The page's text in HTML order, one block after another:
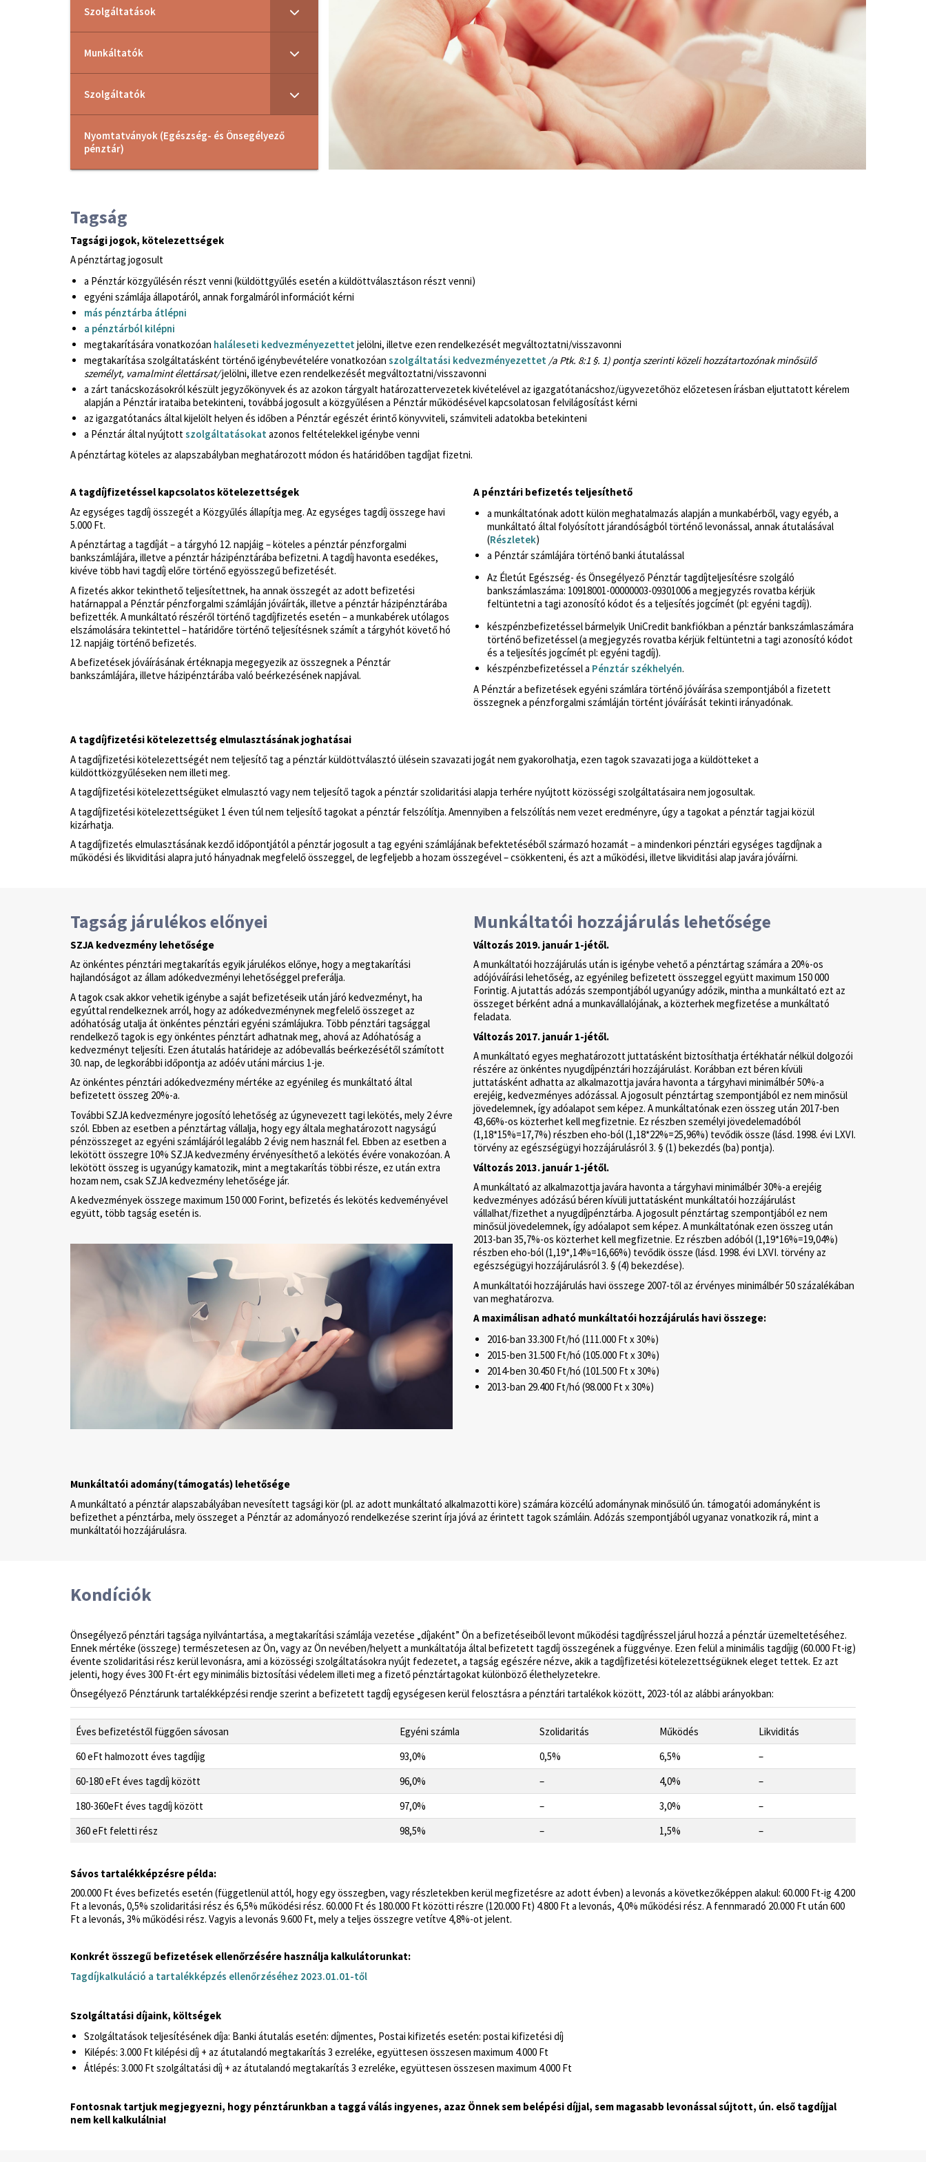
Szolgáltatások
Munkáltatók
Szolgáltatók
Nyomtatványok (Egészség- és Önsegélyező
pénztár)
Tagság
Tagsági jogok, kötelezettségek
A pénztártag jogosult
a Pénztár közgyűlésén részt venni (küldöttgyűlés esetén a küldöttválasztáson részt venni)
egyéni számlája állapotáról, annak forgalmáról információt kérni
más pénztárba átlépni
a pénztárból kilépni
megtakarítására vonatkozóan haláleseti kedvezményezettet jelölni, illetve ezen rendelkezését megváltoztatni/visszavonni
megtakarítása szolgáltatásként történő igénybevételére vonatkozóan szolgáltatási kedvezményezettet /a Ptk. 8:1 §. 1) pontja szerinti közeli hozzátartozónak minősülő
személyt, vamalmint élettársat/jelölni, illetve ezen rendelkezését megváltoztatni/visszavonni
a zárt tanácskozásokról készült jegyzőkönyvek és az azokon tárgyalt határozattervezetek kivételével az igazgatótanácshoz/ügyvezetőhöz előzetesen írásban eljuttatott kérelem
alapján a Pénztár irataiba betekinteni, továbbá jogosult a közgyűlésen a Pénztár működésével kapcsolatosan felvilágosítást kérni
az igazgatótanács által kijelölt helyen és időben a Pénztár egészét érintő könyvviteli, számviteli adatokba betekinteni
a Pénztár által nyújtott szolgáltatásokat azonos feltételekkel igénybe venni
A pénztártag köteles az alapszabályban meghatározott módon és határidőben tagdíjat fizetni.
A tagdíjfizetéssel kapcsolatos kötelezettségek
Az egységes tagdíj összegét a Közgyűlés állapítja meg. Az egységes tagdíj összege havi
5.000 Ft.
A pénztártag a tagdíját – a tárgyhó 12. napjáig – köteles a pénztár pénzforgalmi
bankszámlájára, illetve a pénztár házipénztárába befizetni. A tagdíj havonta esedékes,
kivéve több havi tagdíj előre történő egyösszegű befizetését.
A fizetés akkor tekinthető teljesítettnek, ha annak összegét az adott befizetési
határnappal a Pénztár pénzforgalmi számláján jóváírták, illetve a pénztár házipénztárába
befizették. A munkáltató részéről történő tagdíjfizetés esetén – a munkabérek utólagos
elszámolására tekintettel – határidőre történő teljesítésnek számít a tárgyhót követő hó
12. napjáig történő befizetés.
A befizetések jóváírásának értéknapja megegyezik az összegnek a Pénztár
bankszámlájára, illetve házipénztárába való beérkezésének napjával.
A pénztári befizetés teljesíthető
a munkáltatónak adott külön meghatalmazás alapján a munkabérből, vagy egyéb, a
munkáltató által folyósított járandóságból történő levonással, annak átutalásával
(Részletek)
a Pénztár számlájára történő banki átutalással
Az Életút Egészség- és Önsegélyező Pénztár tagdíjteljesítésre szolgáló
bankszámlaszáma: 10918001-00000003-09301006a megjegyzés rovatba kérjük
feltüntetni a tagi azonosító kódot és a teljesítés jogcímét (pl: egyéni tagdíj).
készpénzbefizetéssel bármelyik UniCredit bankfiókban a pénztár bankszámlaszámára
történő befizetéssel (a megjegyzés rovatba kérjük feltüntetni a tagi azonosító kódot
és a teljesítés jogcímét pl: egyéni tagdíj).
készpénzbefizetéssel a Pénztár székhelyén.
A Pénztár a befizetések egyéni számlára történő jóváírása szempontjából a fizetett
összegnek a pénzforgalmi számláján történt jóváírását tekinti irányadónak.
A tagdíjfizetési kötelezettség elmulasztásának joghatásai
A tagdíjfizetési kötelezettségét nem teljesítő tag a pénztár küldöttválasztó ülésein szavazati jogát nem gyakorolhatja, ezen tagok szavazati joga a küldötteket a
küldöttközgyűléseken nem illeti meg.
A tagdíjfizetési kötelezettségüket elmulasztó vagy nem teljesítő tagok a pénztár szolidaritási alapja terhére nyújtott közösségi szolgáltatásaira nem jogosultak.
A tagdíjfizetési kötelezettségüket 1 éven túl nem teljesítő tagokat a pénztár felszólítja. Amennyiben a felszólítás nem vezet eredményre, úgy a tagokat a pénztár tagjai közül
kizárhatja.
A tagdíjfizetés elmulasztásának kezdő időpontjától a pénztár jogosult a tag egyéni számlájának befektetéséből származó hozamát – a mindenkori pénztári egységes tagdíjnak a
működési és likviditási alapra jutó hányadnak megfelelő összeggel, de legfeljebb a hozam összegével – csökkenteni, és azt a működési, illetve likviditási alap javára jóváírni.
Tagság járulékos előnyei
SZJA kedvezmény lehetősége
Az önkéntes pénztári megtakarítás egyik járulékos előnye, hogy a megtakarítási
hajlandóságot az állam adókedvezményi lehetőséggel preferálja.
A tagok csak akkor vehetik igénybe a saját befizetéseik után járó kedvezményt, ha
egyúttal rendelkeznek arról, hogy az adókedvezménynek megfelelő összeget az
adóhatóság utalja át önkéntes pénztári egyéni számlájukra. Több pénztári tagsággal
rendelkező tagok is egy önkéntes pénztárt adhatnak meg, ahová az Adóhatóság a
kedvezményt teljesíti. Ezen átutalás határideje az adóbevallás beérkezésétől számított
30. nap, de legkorábbi időpontja az adóév utáni március 1-je.
Az önkéntes pénztári adókedvezmény mértéke az egyénileg és munkáltató által
befizetett összeg 20%-a.
További SZJA kedvezményre jogosító lehetőség az úgynevezett tagi lekötés, mely 2 évre
szól. Ebben az esetben a pénztártag vállalja, hogy egy általa meghatározott nagyságú
pénzösszeget az egyéni számlájáról legalább 2 évig nem használ fel. Ebben az esetben a
lekötött összegre 10% SZJA kedvezmény érvényesíthető a lekötés évére vonakozóan. A
lekötött összeg is ugyanúgy kamatozik, mint a megtakarítás többi része, ez után extra
hozam nem, csak SZJA kedvezmény lehetősége jár.
A kedvezmények összege maximum 150 000 Forint, befizetés és lekötés kedveményével
együtt, több tagság esetén is.
Munkáltatói hozzájárulás lehetősége
Változás 2019. január 1-jétől.
A munkáltatói hozzájárulás után is igénybe vehető a pénztártag számára a 20%-os
adójóváírási lehetőség, az egyénileg befizetett összeggel együtt maximum 150 000
Forintig. A jutattás adózás szempontjából ugyanúgy adózik, mintha a munkáltató ezt az
összeget bérként adná a munkavállalójának, a közterhek megfizetése a munkáltató
feladata.
Változás 2017. január 1-jétől.
A munkáltató egyes meghatározott juttatásként biztosíthatja értékhatár nélkül dolgozói
részére az önkéntes nyugdíjpénztári hozzájárulást. Korábban ezt béren kívüli
juttatásként adhatta az alkalmazottja javára havonta a tárgyhavi minimálbér 50%-a
erejéig, kedvezményes adózással. A jogosult pénztártag szempontjából ez nem minősül
jövedelemnek, így adóalapot sem képez. A munkáltatónak ezen összeg után 2017-ben
43,66%-os közterhet kell megfizetnie. Ez részben személyi jövedelemadóból
(1,18*15%=17,7%) részben eho-ból (1,18*22%=25,96%) tevődik össze (lásd. 1998. évi LXVI.
törvény az egészségügyi hozzájárulásról 3. § (1) bekezdés (ba) pontja).
Változás 2013. január 1-jétől.
A munkáltató az alkalmazottja javára havonta a tárgyhavi minimálbér 30%-a erejéig
kedvezményes adózású béren kívüli juttatásként munkáltatói hozzájárulást
vállalhat/fizethet a nyugdíjpénztárba. A jogosult pénztártag szempontjából ez nem
minősül jövedelemnek, így adóalapot sem képez. A munkáltatónak ezen összeg után
2013-ban 35,7%-os közterhet kell megfizetnie. Ez részben adóból (1,19*16%=19,04%)
részben eho-ból (1,19*,14%=16,66%) tevődik össze (lásd. 1998. évi LXVI. törvény az
egészségügyi hozzájárulásról 3. § (4) bekezdése).
A munkáltatói hozzájárulás havi összege 2007-től az érvényes minimálbér 50 százalékában
van meghatározva.
A maximálisan adható munkáltatói hozzájárulás havi összege:
2016-ban 33.300 Ft/hó (111.000 Ft x 30%)
2015-ben 31.500 Ft/hó (105.000 Ft x 30%)
2014-ben 30.450 Ft/hó (101.500 Ft x 30%)
2013-ban 29.400 Ft/hó (98.000 Ft x 30%)
Munkáltatói adomány(támogatás) lehetősége
A munkáltató a pénztár alapszabályában nevesített tagsági kör (pl. az adott munkáltató alkalmazotti köre) számára közcélú adománynak minősülő ún. támogatói adományként is
befizethet a pénztárba, mely összeget a Pénztár az adományozó rendelkezése szerint írja jóvá az érintett tagok számláin. Adózás szempontjából ugyanaz vonatkozik rá, mint a
munkáltatói hozzájárulásra.
Kondíciók
Önsegélyező pénztári tagsága nyilvántartása, a megtakarítási számlája vezetése „díjaként” Ön a befizetéseiből levont működési tagdíjrésszel járul hozzá a pénztár üzemeltetéséhez.
Ennek mértéke (összege) természetesen az Ön, vagy az Ön nevében/helyett a munkáltatója által befizetett tagdíj összegének a függvénye. Ezen felül a minimális tagdíjig (60.000 Ft-ig)
évente szolidaritási rész kerül levonásra, ami a közösségi szolgáltatásokra nyújt fedezetet, a tagság egészére nézve, akik a tagdíjfizetési kötelezettségüknek eleget tettek. Ez azt
jelenti, hogy éves 300 Ft-ért egy minimális biztosítási védelem illeti meg a fizető pénztártagokat különböző élethelyzetekre.
Önsegélyező Pénztárunk tartalékképzési rendje szerint a befizetett tagdíj egységesen kerül felosztásra a pénztári tartalékok között, 2023-tólaz alábbi arányokban:
Éves befizetéstől függően sávosan Egyéni számla Szolidaritás Működés
Likviditás
60 eFt halmozott éves tagdíjig
93,0% 0,5% 6,5%
–
60-180 eFt éves tagdíj között
96,0% – 4,0%
–
180-360eFt éves tagdíj között
97,0% – 3,0%
–
360 eFt feletti rész
98,5% – 1,5% –
Sávos tartalékképzésre példa:
200.000 Ft éves befizetés esetén (függetlenül attól, hogy egy összegben, vagy részletekben kerül megfizetésre az adott évben) a levonás a következőképpen alakul: 60.000 Ft-ig 4.200
Ft a levonás, 0,5% szolidaritási rész és 6,5% működési rész. 60.000 Ft és 180.000 Ft közötti részre (120.000 Ft) 4.800 Ft a levonás, 4,0% működési rész. A fennmaradó 20.000 Ft után 600
Ft a levonás, 3% működési rész. Vagyis a levonás 9.600 Ft, mely a teljes összegre vetítve 4,8%-ot jelent.
Konkrét összegű befizetések ellenőrzésére használja kalkulátorunkat:
Tagdíjkalkuláció a tartalékképzés ellenőrzéséhez 2023.01.01-től
Szolgáltatási díjaink, költségek
Szolgáltatások teljesítésének díja: Banki átutalás esetén: díjmentes, Postai kifizetés esetén: postai kifizetési díj
Kilépés: 3.000 Ft kilépési díj + az átutalandó megtakarítás 3 ezreléke, együttesen összesen maximum 4.000 Ft
Átlépés: 3.000 Ft szolgáltatási díj + az átutalandó megtakarítás 3 ezreléke, együttesen összesen maximum 4.000 Ft
Fontosnak tartjuk megjegyezni, hogy pénztárunkban a taggá válás ingyenes, azaz Önnek sem belépési díjjal, sem magasabb levonással sújtott, ún. első tagdíjjal
nem kell kalkulálnia!